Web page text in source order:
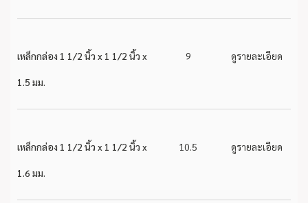
เหล็กกล่อง 1 1/2 นิ้ว x 1 1/2 นิ้ว x
1.5 มม.
9 ดูรายละเอียด
เหล็กกล่อง 1 1/2 นิ้ว x 1 1/2 นิ้ว x
1.6 มม.
10.5 ดูรายละเอียด